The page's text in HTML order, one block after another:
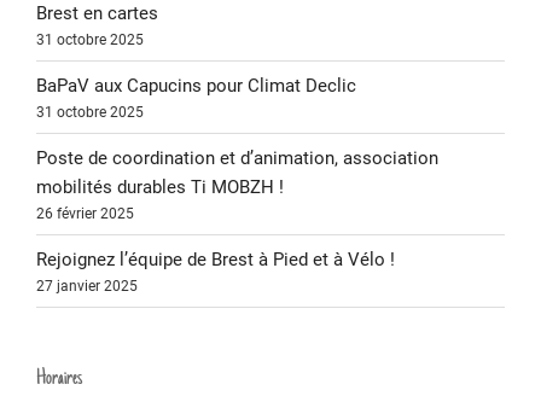
Brest en cartes
31 octobre 2025
BaPaV aux Capucins pour Climat Declic
31 octobre 2025
Poste de coordination et d’animation, association
mobilités durables Ti MOBZH !
26 février 2025
Rejoignez l’équipe de Brest à Pied et à Vélo !
27 janvier 2025
Horaires